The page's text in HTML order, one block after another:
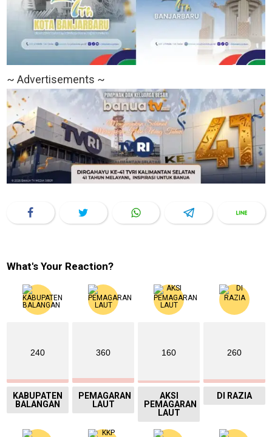
~ Advertisements ~
What's Your Reaction?
240
KABUPATEN
BALANGAN
360
PEMAGARAN
LAUT
160
AKSI
PEMAGARAN
LAUT
260
DI RAZIA